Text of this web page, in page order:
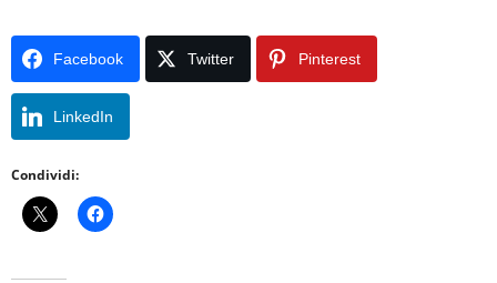
Facebook Twitter Pinterest
LinkedIn
Condividi: